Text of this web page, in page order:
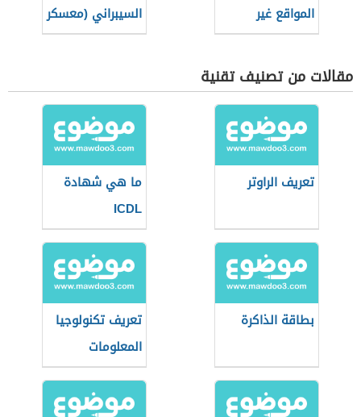
المواقع غير
المرغوبة
السيبراني (معسكر
برمجة سعودي)
مقالات من تصنيف تقنية
تعريف الراوتر
ما هي شهادة
ICDL
بطاقة الذاكرة
تعريف تكنولوجيا
المعلومات
والاتصالات